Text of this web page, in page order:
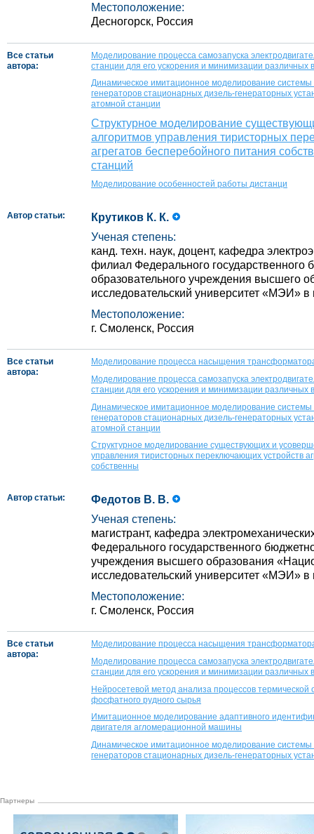
Местоположение:
Десногорск, Россия
Все статьи
автора:
Моделирование процесса самозапуска
станции для его ускорения и минимизации различных
Динамическое имитационное моделирование
генераторов стационарных дизель-генераторных
атомной станции
Структурное моделирование
алгоритмов управления тиристорных
агрегатов бесперебойного питания
станций
Моделирование особенностей работы дистанци
Автор статьи:
Крутиков К. К.
Ученая степень:
канд. техн. наук, доцент, кафедра
филиал Федерального государственного
образовательного учреждения высшего
исследовательский университет «МЭИ» в
Местоположение:
г. Смоленск, Россия
Все статьи
автора:
Моделирование процесса насыщения трансформатора
Моделирование процесса самозапуска
станции для его ускорения и минимизации различных
Динамическое имитационное моделирование
генераторов стационарных дизель-генераторных
атомной станции
Структурное моделирование существующих и
управления тиристорных переключающих устройств
собственны
Автор статьи:
Федотов В. В.
Ученая степень:
магистрант, кафедра
Федерального государственного
учреждения высшего образования
исследовательский университет «МЭИ» в
Местоположение:
г. Смоленск, Россия
Все статьи
автора:
Моделирование процесса насыщения трансформатора
Моделирование процесса самозапуска
станции для его ускорения и минимизации различных
Нейросетевой метод анализа процессов термической
фосфатного рудного сырья
Имитационное моделирование адаптивного
двигателя агломерационной машины
Динамическое имитационное моделирование
генераторов стационарных дизель-генераторных
Партнеры